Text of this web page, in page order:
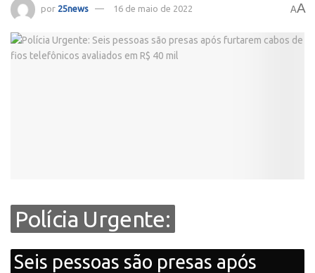
por 25news 16 de maio de 2022 AA
Polícia Urgente:
Seis pessoas são presas após